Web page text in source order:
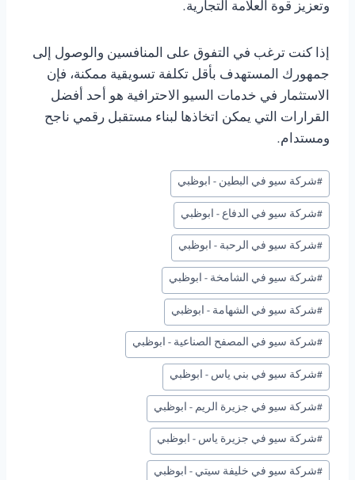
وتعزيز قوة العلامة التجارية.
إذا كنت ترغب في التفوق على المنافسين والوصول إلى
جمهورك المستهدف بأقل تكلفة تسويقية ممكنة، فإن
الاستثمار في خدمات السيو الاحترافية هو أحد أفضل
القرارات التي يمكن اتخاذها لبناء مستقبل رقمي ناجح
ومستدام.
وسوم
المقال:
#شركة سيو في البطين - ابوظبي
#شركة سيو في الدفاع - ابوظبي
#شركة سيو في الرحبة - ابوظبي
#شركة سيو في الشامخة - ابوظبي
#شركة سيو في الشهامة - ابوظبي
#شركة سيو في المصفح الصناعية - ابوظبي
#شركة سيو في بني ياس - ابوظبي
#شركة سيو في جزيرة الريم - ابوظبي
#شركة سيو في جزيرة ياس - ابوظبي
#شركة سيو في خليفة سيتي - ابوظبي